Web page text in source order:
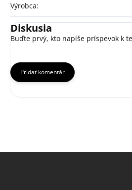
Výrobca:
Diskusia
Buďte prvý, kto napíše príspevok k
Pridať komentár
Z